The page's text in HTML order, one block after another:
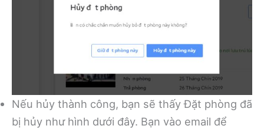
Nếu hủy thành công, bạn sẽ thấy Đặt phòng đã
bị hủy như hình dưới đây. Bạn vào email để